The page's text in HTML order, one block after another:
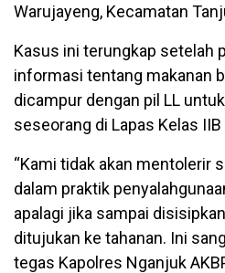
Warujayeng, Kecamatan
Kasus ini terungkap setelah
informasi tentang makanan
dicampur dengan pil LL
seseorang di Lapas Kelas
“Kami tidak akan mentolerir
dalam praktik
apalagi jika sampai
ditujukan ke tahanan. Ini
tegas Kapolres Nganjuk